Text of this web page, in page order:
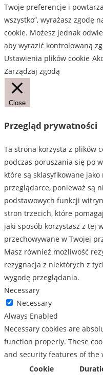
Twoje preferencje i
wszystko”, wyrażasz zgodę
cookie. Możesz jednak
aby wyrazić kontrolowaną
Ustawienia plików cookie
Zarządzaj zgodą
Close
Przegląd prywatności
Ta strona korzysta z plików
podczas poruszania się po
które są sklasyfikowane
przeglądarce, ponieważ są
podstawowych funkcji
stron trzecich, które
jaki sposób korzystasz z tej
przechowywane w Twojej
Masz również możliwość
rezygnacja z niektórych z
wygodę przeglądania.
Necessary
Necessary
Always Enabled
Necessary cookies are
function properly. These
and security features of the
Cookie